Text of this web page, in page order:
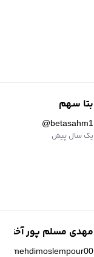
بتا سهم
@betasahm1
یک سال پیش
مهدی مسلم پور آخته
mehdimoslempour00